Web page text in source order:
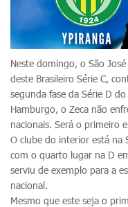
Neste domingo, o São
deste Brasileiro Série C,
segunda fase da Série D
Hamburgo, o Zeca não
nacionais. Será o primeiro
O clube do interior está na
com o quarto lugar na D
serviu de exemplo para a
nacional.
Mesmo que este seja o